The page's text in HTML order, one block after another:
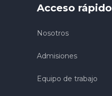
Acceso rápido
Nosotros
Admisiones
Equipo de trabajo